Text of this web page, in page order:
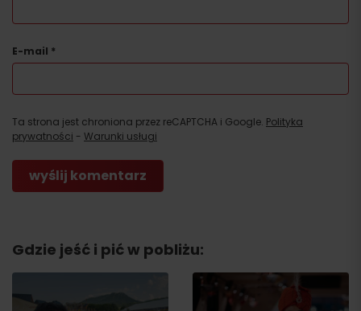
E-mail *
Ta strona jest chroniona przez reCAPTCHA i Google. Polityka
prywatności - Warunki usługi
Gdzie jeść i pić w pobliżu: